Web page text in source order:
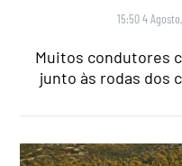
15:50 4
Muitos condutores
junto às rodas dos